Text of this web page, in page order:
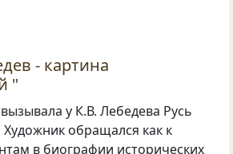
- картина
"
у К.В. Лебедева Русь
Художник обращался как к
в биографии исторических